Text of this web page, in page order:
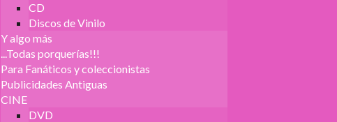
CD
Discos de Vinilo
Y algo más
...Todas porquerías!!!
Para Fanáticos y coleccionistas
Publicidades Antiguas
CINE
DVD